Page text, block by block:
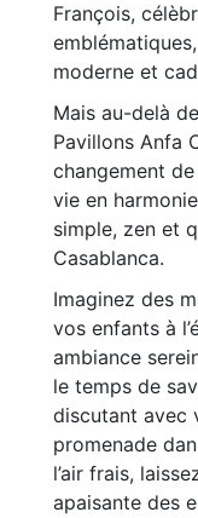
François,
moderne et
Mais au-delà
Pavillons Anfa
changement
vie en
simple, zen et
Casablanca.
Imaginez des
vos enfants à
ambiance
le temps de
discutant avec
promenade
l’air frais,
apaisante des